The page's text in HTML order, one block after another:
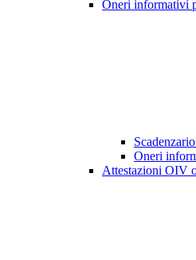
Oneri informativi
Oneri
Attestazioni OIV